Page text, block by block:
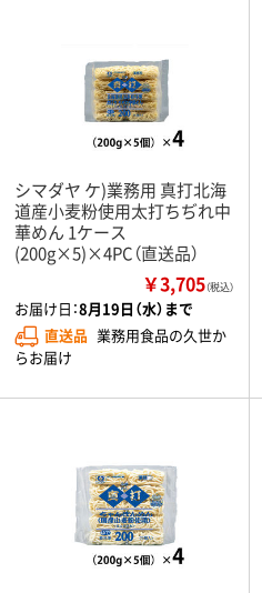
シマダヤ ケ)業務用 真打北海
道産小麦粉使用太打ちぢれ中
華めん 1ケース
(200g×5)×4PC（直送品）
￥3,705（税込）
お届け日：8月19日（水）まで
直送品 業務用食品の久世か
らお届け